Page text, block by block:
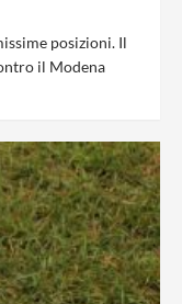
posizioni. Il
il Modena